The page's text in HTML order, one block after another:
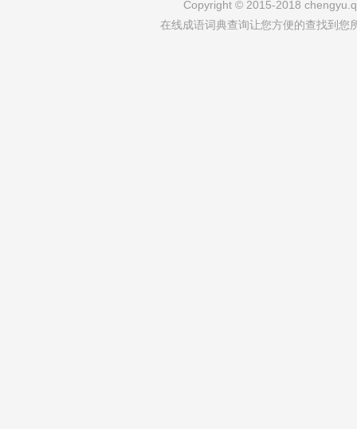
Copyright © 2015-2018
在线成语词典查询让您方便的查找到您